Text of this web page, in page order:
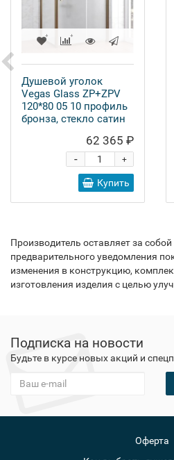
Душевой уголок
Vegas Glass ZP+ZPV
120*80 05 10 профиль
бронза, стекло сатин
62 365 ₽
+
-
Купить
Производитель оставляет за
предварительного уведомления
изменения в конструкцию,
изготовления изделия с целью
Подписка на новости
Будьте в курсе новых акций и
Оферта